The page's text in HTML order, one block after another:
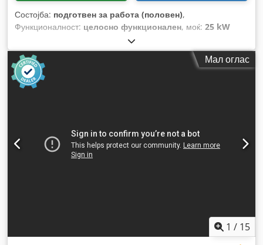
Состојба: подготвен за работа (половен),
Функционалност: целосно функционален, моќ: 25 kW
, празна тежина:
изградба:2007, работни часови:2.950 h,
Мал оглас
1 / 15